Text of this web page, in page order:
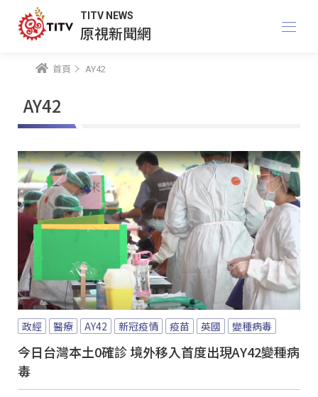
TITV NEWS
原視新聞網
首頁 AY42
AY42
政經 醫療 AY42 新冠疫情 疫苗 英國 變種病毒
今日台灣本土0確診 境外移入首度出現AY42變種病
毒